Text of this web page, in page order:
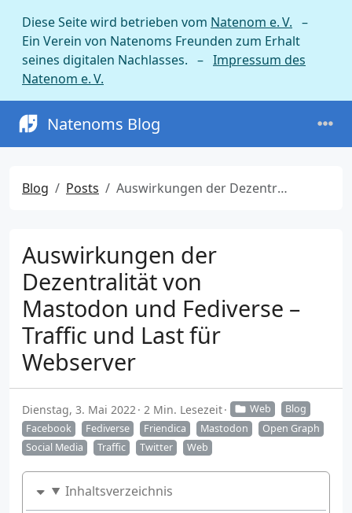
Diese Seite wird betrieben vom Natenom e. V. –
Ein Verein von Natenoms Freunden zum Erhalt
seines digitalen Nachlasses. – Impressum des
Natenom e. V.
Natenoms Blog
Blog Posts Auswirkungen der Dezentralität von Mastodon und Fediverse – Traffic und Last für Webserver
Auswirkungen der
Dezentralität von
Mastodon und Fediverse –
Traffic und Last für
Webserver
Dienstag, 3. Mai 2022 2 Min. Lesezeit Web
Blog
Facebook
Fediverse Friendica Mastodon
Open Graph
Social Media
Traffic Twitter Web
Inhaltsverzeichnis